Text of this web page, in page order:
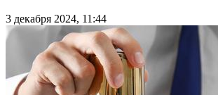
3 декабря 2024, 11:44